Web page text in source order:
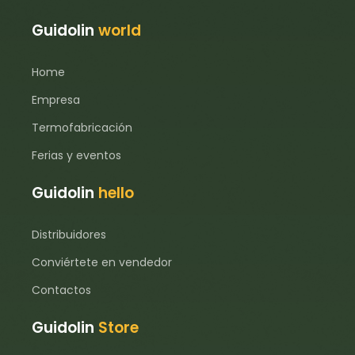
Guidolinworld
Home
Empresa
Termofabricación
Ferias y eventos
Guidolin hello
Distribuidores
Conviértete en vendedor
Contactos
Guidolin Store